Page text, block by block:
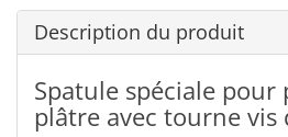
Description du produit
Spatule spéciale pour
plâtre avec tourne vis